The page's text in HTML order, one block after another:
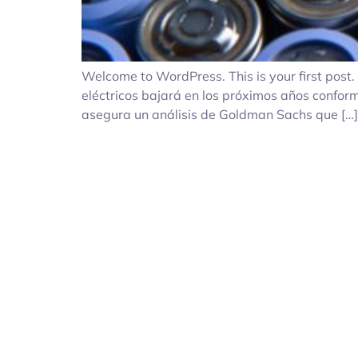
Welcome to WordPress. This is your first
eléctricos bajará en los próximos años
asegura un análisis de Goldman Sachs que […]